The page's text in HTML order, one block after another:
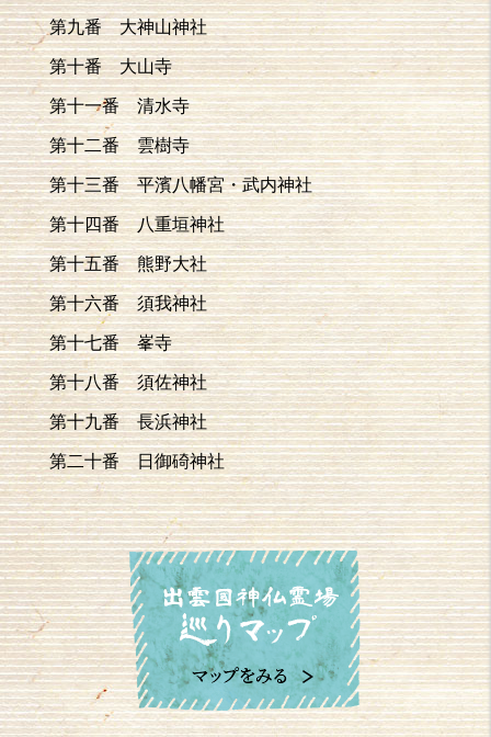
第九番 大神山神社
第十番 大山寺
第十一番 清水寺
第十二番 雲樹寺
第十三番 平濱八幡宮・武内神社
第十四番 八重垣神社
第十五番 熊野大社
第十六番 須我神社
第十七番 峯寺
第十八番 須佐神社
第十九番 長浜神社
第二十番 日御碕神社